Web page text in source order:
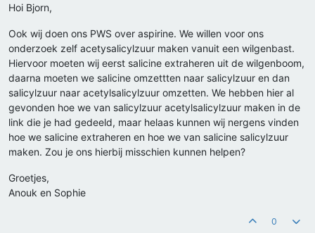
Hoi Bjorn,
Ook wij doen ons PWS over aspirine. We willen voor ons
onderzoek zelf acetysalicylzuur maken vanuit een wilgenbast.
Hiervoor moeten wij eerst salicine extraheren uit de wilgenboom,
daarna moeten we salicine omzettten naar salicylzuur en dan
salicylzuur naar acetylsalicylzuur omzetten. We hebben hier al
gevonden hoe we van salicylzuur acetylsalicylzuur maken in de
link die je had gedeeld, maar helaas kunnen wij nergens vinden
hoe we salicine extraheren en hoe we van salicine salicylzuur
maken. Zou je ons hierbij misschien kunnen helpen?
Groetjes,
Anouk en Sophie
0